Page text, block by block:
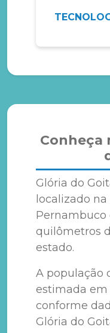
Conheça
Glória do
localizado
Pernambuco
quilômetros
estado.
A população
estimada em
conforme
Glória do